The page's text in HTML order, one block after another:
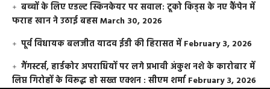
बच्चों के लिए एडल्ट स्किनकेयर पर सवाल: टूको किड्स के नए कैंपेन में
फराह खान ने उठाई बहसMarch 30, 2026
पूर्व विधायक बलजीत यादव ईडी की हिरासत में February 3, 2026
गैंगस्टर्स, हार्डकोर अपराधियों पर लगे प्रभावी अंकुश नशे के कारोबार में
लिप्त गिरोहों के विरूद्ध हो सख्त एक्शन : सीएम शर्मा February 3, 2026